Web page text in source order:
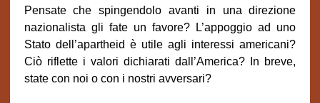
Pensate che spingendolo avanti in una direzione
nazionalista gli fate un favore? L’appoggio ad uno
Stato dell’apartheid è utile agli interessi americani?
Ciò riflette i valori dichiarati dall’America? In breve,
state con noi o con i nostri avversari?